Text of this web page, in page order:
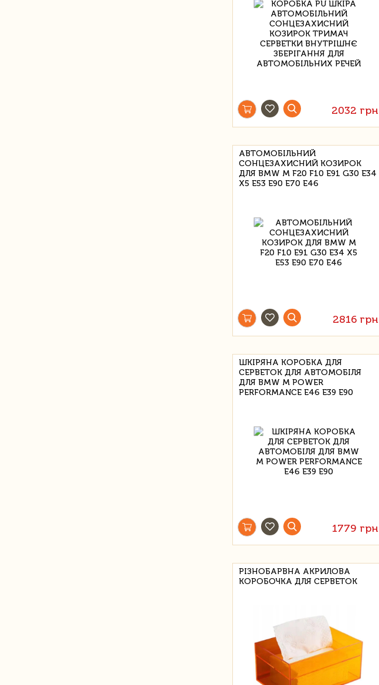
2032 грн
АВТОМОБІЛЬНИЙ
СОНЦЕЗАХИСНИЙ КОЗИРОК
ДЛЯ BMW M F20 F10 E91 G30 E34
X5 E53 E90 E70 E46
2816 грн
ШКІРЯНА КОРОБКА ДЛЯ
СЕРВЕТОК ДЛЯ АВТОМОБІЛЯ
ДЛЯ BMW M POWER
PERFORMANCE E46 E39 E90
1779 грн
РІЗНОБАРВНА АКРИЛОВА
КОРОБОЧКА ДЛЯ СЕРВЕТОК